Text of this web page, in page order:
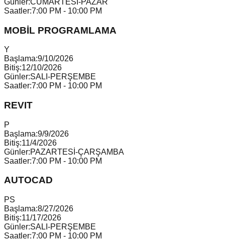
Saatler:7:00 PM - 10:00 PM
MOBİL PROGRAMLAMA
Y
Başlama:9/10/2026
Bitiş:12/10/2026
Günler:SALI-PERŞEMBE
Saatler:7:00 PM - 10:00 PM
REVIT
P
Başlama:9/9/2026
Bitiş:11/4/2026
Günler:PAZARTESİ-ÇARŞAMBA
Saatler:7:00 PM - 10:00 PM
AUTOCAD
PS
Başlama:8/27/2026
Bitiş:11/17/2026
Günler:SALI-PERŞEMBE
Saatler:7:00 PM - 10:00 PM